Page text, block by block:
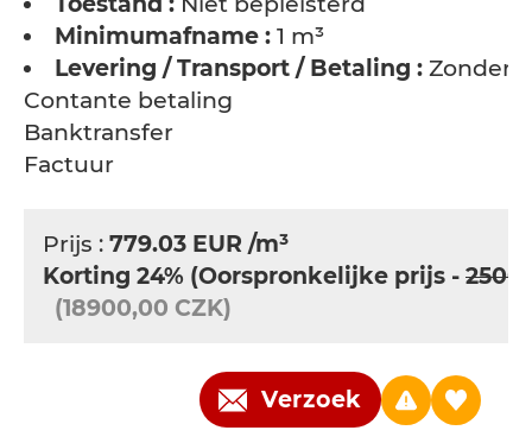
Minimumafname : 1 m³
Levering / Transport / Betaling : Zonder
Contante betaling
Banktransfer
Factuur
Prijs : 779.03 EUR /m³
Korting 24% (Oorspronkelijke prijs -
(18900,00 CZK)
Verzoek